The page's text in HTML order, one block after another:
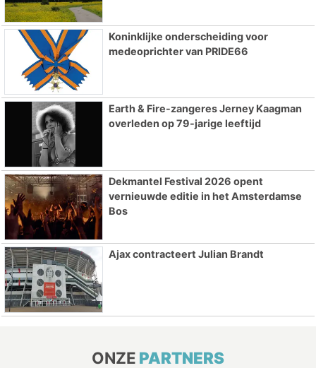
Koninklijke onderscheiding voor
medeoprichter van PRIDE66
Earth & Fire-zangeres Jerney Kaagman
overleden op 79-jarige leeftijd
Dekmantel Festival 2026 opent
vernieuwde editie in het Amsterdamse
Bos
Ajax contracteert Julian Brandt
ONZE PARTNERS